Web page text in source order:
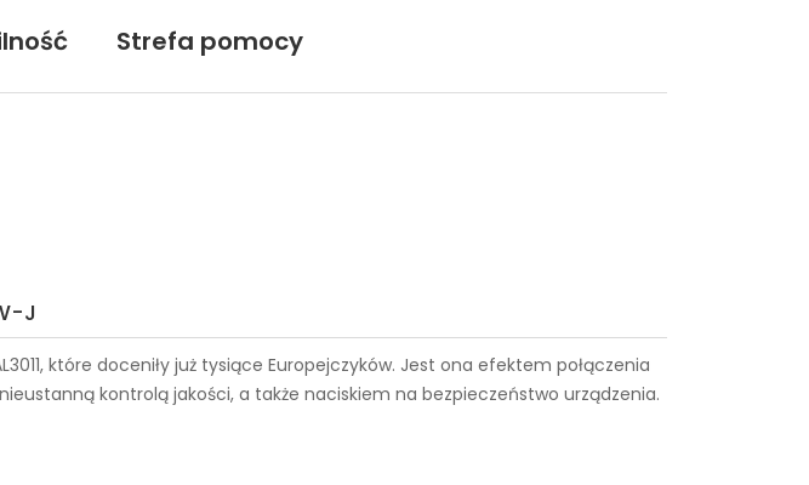
Strefa pomocy
J
, które doceniły już tysiące Europejczyków. Jest ona efektem połączenia
kontrolą jakości, a także naciskiem na bezpieczeństwo urządzenia.